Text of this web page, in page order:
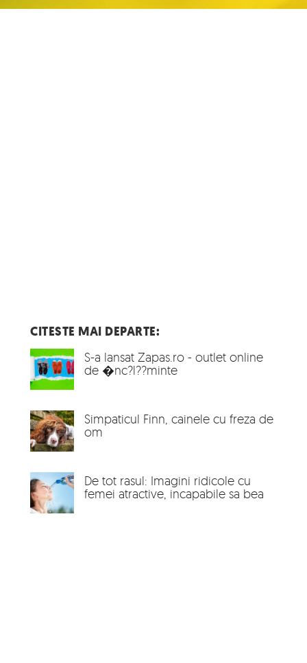
CITESTE MAI DEPARTE:
S-a lansat Zapas.ro - outlet online
de �nc?l??minte
Simpaticul Finn, cainele cu freza de
om
De tot rasul: Imagini ridicole cu
femei atractive, incapabile sa bea